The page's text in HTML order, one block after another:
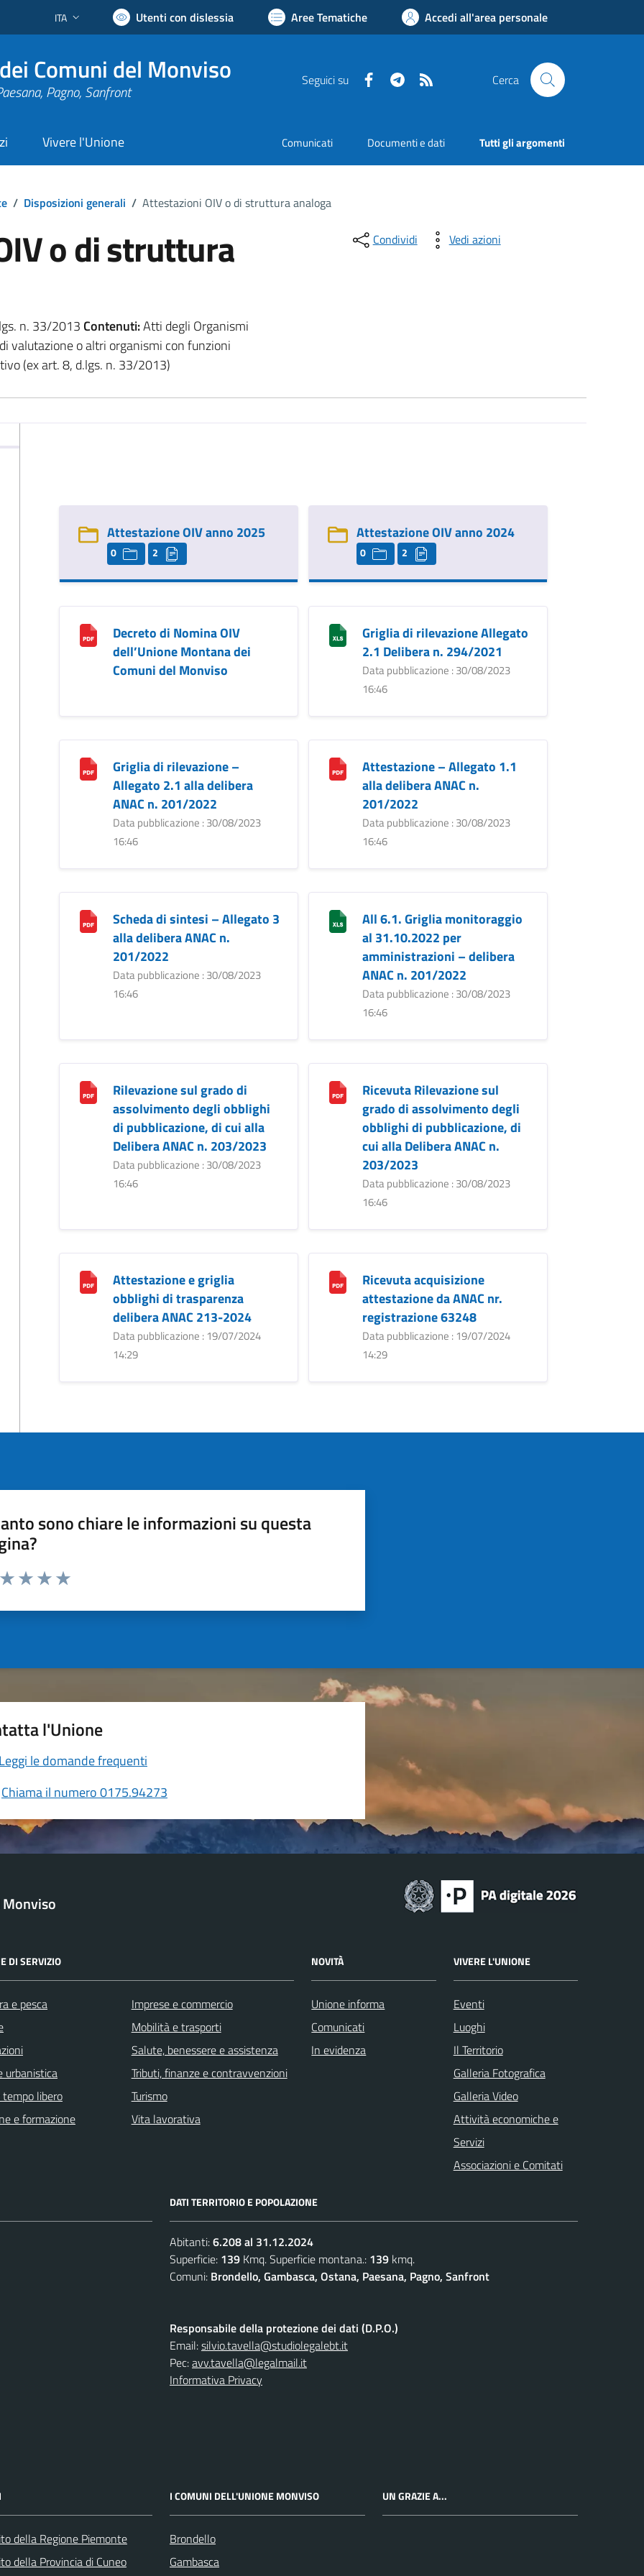
Lingua attiva:
ITA Utenti con dislessia Aree Tematiche Accedi all'area personale
Comuni del Monviso
Pagno, Sanfront
Seguici su FacebookTelegram Cerca
Vivere l'Unione Comunicati Documenti e dati Tutti gli argomenti
/ Disposizioni generali / Attestazioni OIV o di struttura analoga
o di struttura
n. 33/2013 Contenuti:Atti degli Organismi
valutazione o altri organismi con funzioni
(ex art. 8, d.lgs. n. 33/2013)
Condividi Vedi azioni
Attestazione OIV anno 2025
0 2
Attestazione OIV anno 2024
0 2
Decreto di Nomina OIV
dell’Unione Montana dei
Comuni del Monviso
Griglia di rilevazione Allegato
2.1 Delibera n. 294/2021
Data pubblicazione : 30/08/2023
16:46
Griglia di rilevazione –
Allegato 2.1 alla delibera
ANAC n. 201/2022
Data pubblicazione : 30/08/2023
16:46
Attestazione – Allegato 1.1
alla delibera ANAC n.
201/2022
Data pubblicazione : 30/08/2023
16:46
Scheda di sintesi – Allegato 3
alla delibera ANAC n.
201/2022
Data pubblicazione : 30/08/2023
16:46
All 6.1. Griglia monitoraggio
al 31.10.2022 per
amministrazioni – delibera
ANAC n. 201/2022
Data pubblicazione : 30/08/2023
16:46
Rilevazione sul grado di
assolvimento degli obblighi
di pubblicazione, di cui alla
Delibera ANAC n. 203/2023
Data pubblicazione : 30/08/2023
16:46
Ricevuta Rilevazione sul
grado di assolvimento degli
obblighi di pubblicazione, di
cui alla Delibera ANAC n.
203/2023
Data pubblicazione : 30/08/2023
16:46
Attestazione e griglia
obblighi di trasparenza
delibera ANAC 213-2024
Data pubblicazione : 19/07/2024
14:29
Ricevuta acquisizione
attestazione da ANAC nr.
registrazione 63248
Data pubblicazione : 19/07/2024
14:29
sono chiare le informazioni su questa
da 1 a 5 stelle la pagina
l'Unione
Leggi le domande frequenti
Chiama il numero 0175.94273
DI SERVIZIO
e pesca
urbanistica
libero
e formazione
Imprese e commercio
Mobilità e trasporti
Salute, benessere e assistenza
Tributi, finanze e contravvenzioni
Turismo
Vita lavorativa
NOVITÀ
Unione informa
Comunicati
In evidenza
VIVERE L'UNIONE
Eventi
Luoghi
Il Territorio
Galleria Fotografica
Galleria Video
Attività economiche e
Servizi
Associazioni e Comitati
DATI TERRITORIO E POPOLAZIONE
Abitanti:6.208 al 31.12.2024
Superficie: 139 Kmq. Superficie montana.: 139 kmq.
Comuni: Brondello, Gambasca, Ostana, Paesana, Pagno, Sanfront
Responsabile della protezione dei dati (D.P.O.)
Email:silvio.tavella@studiolegalebt.it
Pec:avv.tavella@legalmail.it
Informativa Privacy
della Regione Piemonte
della Provincia di Cuneo
I COMUNI DELL'UNIONE MONVISO
Brondello
Gambasca
UN GRAZIE A...